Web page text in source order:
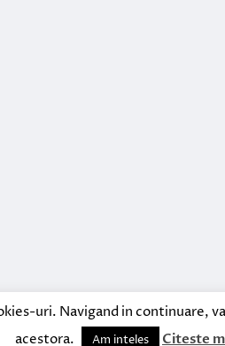
uri. Navigand in continuare,
acestora.
Am inteles Citeste